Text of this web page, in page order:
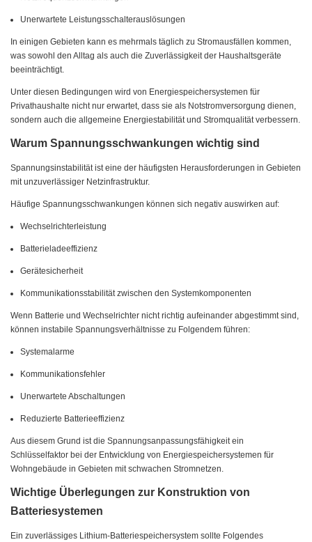
Unerwartete Leistungsschalterauslösungen
In einigen Gebieten kann es mehrmals täglich zu Stromausfällen kommen,
was sowohl den Alltag als auch die Zuverlässigkeit der Haushaltsgeräte
beeinträchtigt.
Unter diesen Bedingungen wird von Energiespeichersystemen für
Privathaushalte nicht nur erwartet, dass sie als Notstromversorgung dienen,
sondern auch die allgemeine Energiestabilität und Stromqualität verbessern.
Warum Spannungsschwankungen wichtig sind
Spannungsinstabilität ist eine der häufigsten Herausforderungen in Gebieten
mit unzuverlässiger Netzinfrastruktur.
Häufige Spannungsschwankungen können sich negativ auswirken auf:
Wechselrichterleistung
Batterieladeeffizienz
Gerätesicherheit
Kommunikationsstabilität zwischen den Systemkomponenten
Wenn Batterie und Wechselrichter nicht richtig aufeinander abgestimmt sind,
können instabile Spannungsverhältnisse zu Folgendem führen:
Systemalarme
Kommunikationsfehler
Unerwartete Abschaltungen
Reduzierte Batterieeffizienz
Aus diesem Grund ist die Spannungsanpassungsfähigkeit ein
Schlüsselfaktor bei der Entwicklung von Energiespeichersystemen für
Wohngebäude in Gebieten mit schwachen Stromnetzen.
Wichtige Überlegungen zur Konstruktion von
Batteriesystemen
Ein zuverlässiges Lithium-Batteriespeichersystem sollte Folgendes